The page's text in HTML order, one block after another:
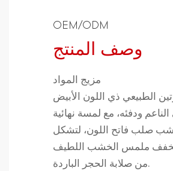
OEM/ODM
وصف المنتج
مزيج المواد
الطبيعي ذي اللون الأبيض
ودفئه، مع لمسة نهائية
صلب فاتح اللون، لتشكل
يُخفف ملمس الخشب اللطيف
من صلابة الحجر الباردة.